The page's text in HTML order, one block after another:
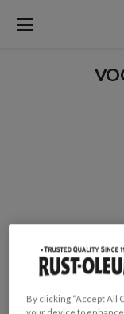
Zoeken op
By clicking “Accept All